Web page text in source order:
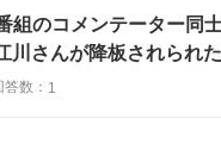
組のコメンテーター同
川さんが降板されられ
答数： 1